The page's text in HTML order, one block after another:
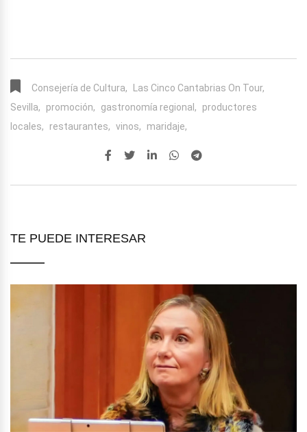
Consejería de Cultura,
Las Cinco Cantabrias On Tour,
Sevilla,
promoción, gastronomía regional,
productores
locales,
restaurantes, vinos, maridaje,
TE PUEDE INTERESAR